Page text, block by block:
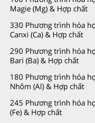
Magie (Mg) & Hợp chất
330 Phương trình hóa
Canxi (Ca) & Hợp chất
290 Phương trình hóa
Bari (Ba) & Hợp chất
180 Phương trình hóa
Nhôm (Al) & Hợp chất
245 Phương trình hóa
(Fe) & Hợp chất